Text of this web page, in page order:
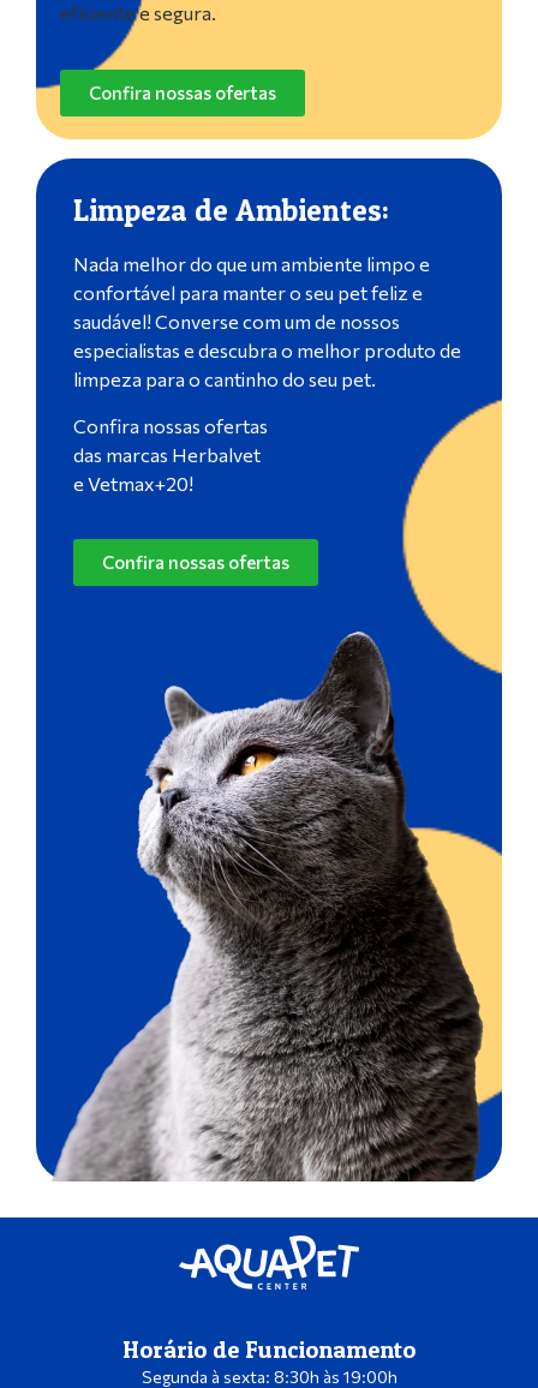
eficiente e segura.
Confira nossas ofertas
Limpeza de Ambientes:
Nada melhor do que um ambiente limpo e
confortável para manter o seu pet feliz e
saudável! Converse com um de nossos
especialistas e descubra o melhor produto de
limpeza para o cantinho do seu pet.
Confira nossas ofertas
das marcas Herbalvet
e Vetmax+20!
Confira nossas ofertas
Horário de Funcionamento
Segunda à sexta: 8:30h às 19:00h